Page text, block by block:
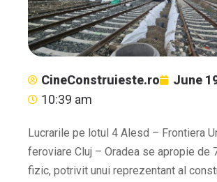
CineConstruieste.ro
June
10:39 am
Lucrarile pe lotul 4 Alesd – Frontiera
feroviare Cluj – Oradea se apropie de
fizic, potrivit unui reprezentant al